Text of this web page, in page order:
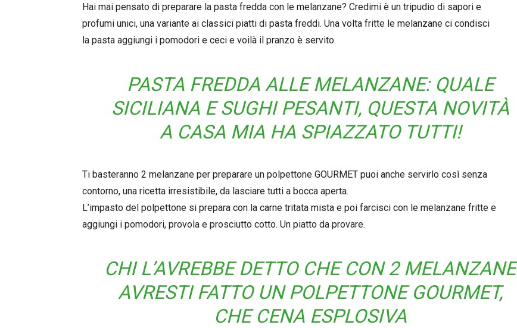
Hai mai pensato di preparare la pasta fredda con le melanzane? Credimi è un tripudio di sapori e
profumi unici, una variante ai classici piatti di pasta freddi. Una volta fritte le melanzane ci condisci
la pasta aggiungi i pomodori e ceci e voilà il pranzo è servito.
PASTA FREDDA ALLE MELANZANE: QUALE
SICILIANA E SUGHI PESANTI, QUESTA NOVITÀ
A CASA MIA HA SPIAZZATO TUTTI!
Ti basteranno 2 melanzane per preparare un polpettone GOURMET puoi anche servirlo così senza
contorno, una ricetta irresistibile, da lasciare tutti a bocca aperta.
L’impasto del polpettone si prepara con la carne tritata mista e poi farcisci con le melanzane fritte e
aggiungi i pomodori, provola e prosciutto cotto. Un piatto da provare.
CHI L’AVREBBE DETTO CHE CON 2 MELANZANE
AVRESTI FATTO UN POLPETTONE GOURMET,
CHE CENA ESPLOSIVA